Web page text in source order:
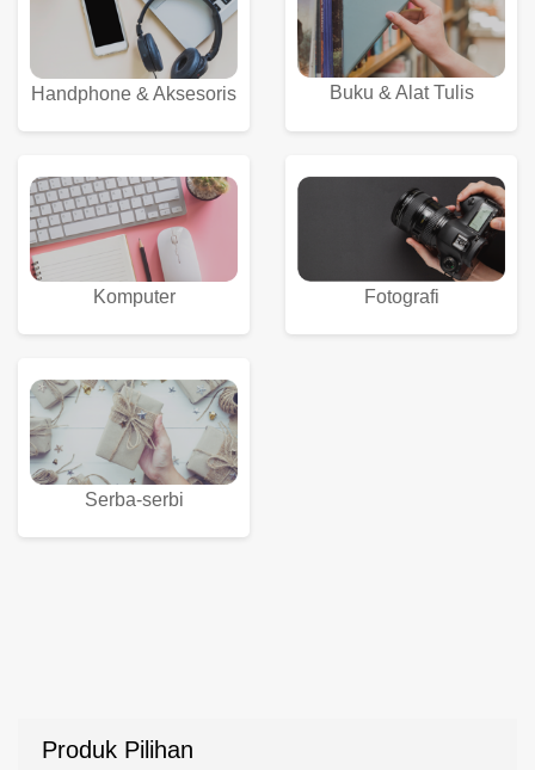
Handphone & Aksesoris Buku & Alat Tulis
Komputer Fotografi
Serba-serbi
Produk Pilihan